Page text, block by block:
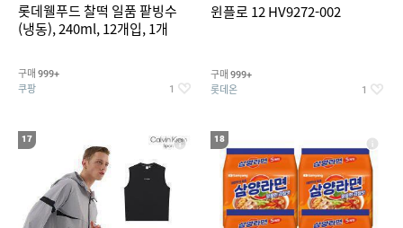
롯데웰푸드 찰떡 일품 팥빙수
(냉동), 240ml, 12개입, 1개
구매 999+
쿠팡 1
윈플로 12 HV9272-002
구매 999+
롯데온 1
17 18